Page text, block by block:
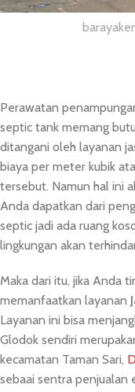
Perawatan
septic tank memang
ditangani oleh layanan
biaya per meter kubik
tersebut. Namun hal ini
Anda dapatkan dari
septic jadi ada ruang
lingkungan akan
Maka dari itu, jika Anda
memanfaatkan layanan
Layanan ini bisa
Glodok sendiri
kecamatan Taman Sari,
sebaai sentra penjualan